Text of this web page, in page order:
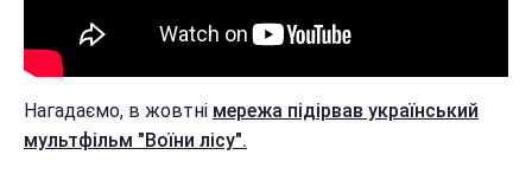
Нагадаємо, в жовтні мережа підірвав український
мультфільм "Воїни лісу".